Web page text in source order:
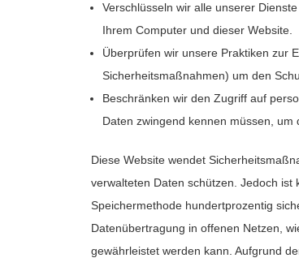
Verschlüsseln wir alle unserer
Ihrem Computer und dieser Website.
Überprüfen wir unsere Praktiken zur
Sicherheitsmaßnahmen) um den
Beschränken wir den Zugriff auf
Daten zwingend kennen müssen, um
Diese Website wendet
verwalteten Daten schützen. Jedoch
Speichermethode hundertprozentig
Datenübertragung in offenen Netzen,
gewährleistet werden kann. Aufgrund